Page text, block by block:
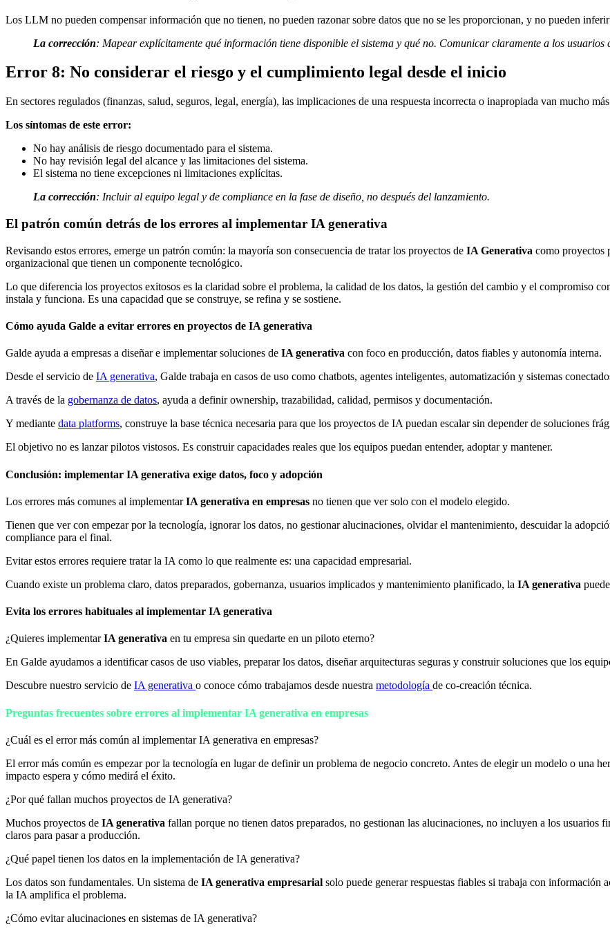
Los LLM no pueden compensar información que no tienen, no pueden razonar sobre datos que no se les proporcionan, y no pueden
La corrección: Mapear explícitamente qué información tiene disponible el sistema y qué no. Comunicar claramente a los usuarios
Error 8: No considerar el riesgo y el cumplimiento legal desde el inicio
En sectores regulados (finanzas, salud, seguros, legal, energía), las implicaciones de una respuesta incorrecta o inapropiada van mucho
Los síntomas de este error:
No hay análisis de riesgo documentado para el sistema.
No hay revisión legal del alcance y las limitaciones del sistema.
El sistema no tiene excepciones ni limitaciones explícitas.
La corrección: Incluir al equipo legal y de compliance en la fase de diseño, no después del lanzamiento.
El patrón común detrás de los errores al implementar IA generativa
Revisando estos errores, emerge un patrón común: la mayoría son consecuencia de tratar los proyectos de IA Generativa como proyectos
organizacional que tienen un componente tecnológico.
Lo que diferencia los proyectos exitosos es la claridad sobre el problema, la calidad de los datos, la gestión del cambio y el compromiso
instala y funciona. Es una capacidad que se construye, se refina y se sostiene.
Cómo ayuda Galde a evitar errores en proyectos de IA generativa
Galde ayuda a empresas a diseñar e implementar soluciones de IA generativa con foco en producción, datos fiables y autonomía interna.
Desde el servicio de IA generativa, Galde trabaja en casos de uso como chatbots, agentes inteligentes, automatización y sistemas
A través de la gobernanza de datos, ayuda a definir ownership, trazabilidad, calidad, permisos y documentación.
Y mediante data platforms, construye la base técnica necesaria para que los proyectos de IA puedan escalar sin depender de soluciones
El objetivo no es lanzar pilotos vistosos. Es construir capacidades reales que los equipos puedan entender, adoptar y mantener.
Conclusión: implementar IA generativa exige datos, foco y adopción
Los errores más comunes al implementarIA generativa en empresas no tienen que ver solo con el modelo elegido.
Tienen que ver con empezar por la tecnología, ignorar los datos, no gestionar alucinaciones, olvidar el mantenimiento, descuidar la
compliance para el final.
Evitar estos errores requiere tratar la IA como lo que realmente es: una capacidad empresarial.
Cuando existe un problema claro, datos preparados, gobernanza, usuarios implicados y mantenimiento planificado, la IA generativa
Evita los errores habituales al implementar IA generativa
¿Quieres implementarIA generativa en tu empresa sin quedarte en un piloto eterno?
En Galde ayudamos a identificar casos de uso viables, preparar los datos, diseñar arquitecturas seguras y construir soluciones que los
Descubre nuestro servicio de IA generativa o conoce cómo trabajamos desde nuestra metodología de co-creación técnica.
Preguntas frecuentes sobre errores al implementar IA generativa en empresas
¿Cuál es el error más común al implementar IA generativa en empresas?
El error más común es empezar por la tecnología en lugar de definir un problema de negocio concreto. Antes de elegir un modelo o una
impacto espera y cómo medirá el éxito.
¿Por qué fallan muchos proyectos de IA generativa?
Muchos proyectos de IA generativa fallan porque no tienen datos preparados, no gestionan las alucinaciones, no incluyen a los
claros para pasar a producción.
¿Qué papel tienen los datos en la implementación de IA generativa?
Los datos son fundamentales. Un sistema de IA generativa empresarial solo puede generar respuestas fiables si trabaja con información
la IA amplifica el problema.
¿Cómo evitar alucinaciones en sistemas de IA generativa?